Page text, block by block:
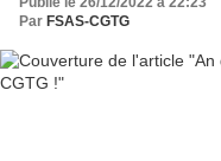
Par FSAS-CGTG